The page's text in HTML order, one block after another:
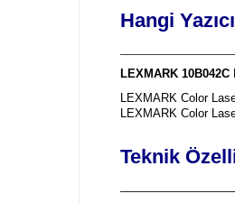
Hangi
LEXMARK 10B042C
LEXMARK Color
LEXMARK Color
Teknik